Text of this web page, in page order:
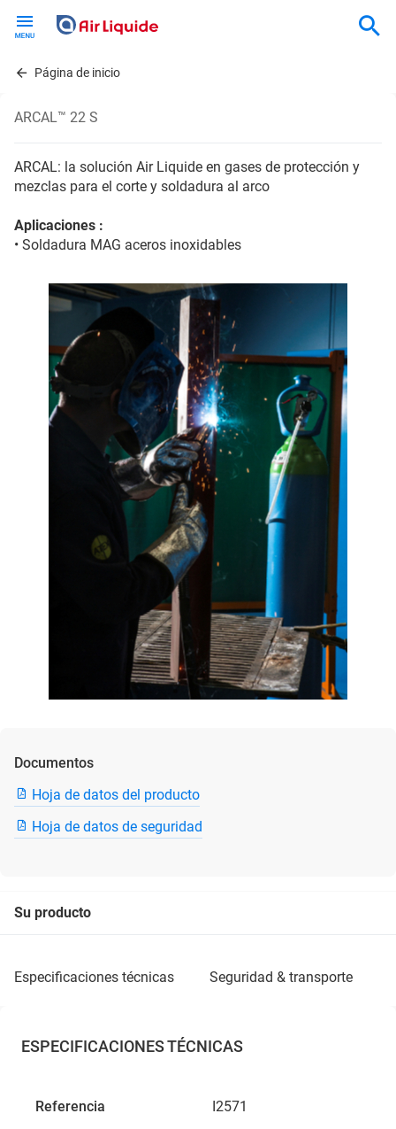
contentPágina de inicio
ARCAL™ 22 S
ARCAL: la solución Air Liquide en gases de protección y
mezclas para el corte y soldadura al arco
Aplicaciones :
• Soldadura MAG aceros inoxidables
Documentos
Hoja de datos del producto
Hoja de datos de seguridad
Su producto
especificaciones técnicas seguridad & transporte
ESPECIFICACIONES TÉCNICAS
Referencia I2571